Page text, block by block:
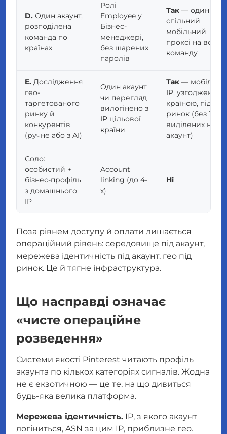
D. Один акаунт,
розподілена
команда по
країнах
Ролі
Employee у
Бізнес-
менеджері,
без шарених
паролів
Так — один
спільний
мобільний
проксі на всю
команду
E. Дослідження
гео-
таргетованого
ринку й
конкурентів
(ручне або з AI)
Один акаунт
чи перегляд
вилогінено з
IP цільової
країни
Так —
IP, узгоджений
країною, під
ринок (без 1:1-
виділених на
акаунт)
Соло:
особистий +
бізнес-профіль
з домашнього
IP
Account
linking (до 4-
х)
Ні
Поза рівнем доступу й оплати лишається
операційний рівень: середовище під акаунт,
мережева ідентичність під акаунт, гео під
ринок. Це й тягне інфраструктура.
Що насправді означає
«чисте операційне
розведення»
Системи якості Pinterest читають профіль
акаунта по кількох категоріях сигналів. Жодна
не є екзотичною — це те, на що дивиться
будь-яка велика платформа.
Мережева ідентичність. IP, з якого акаунт
логіниться, ASN за цим IP, приблизне гео.